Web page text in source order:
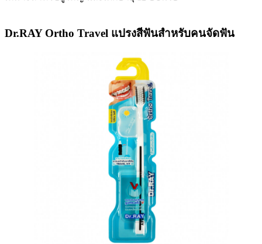
Dr.RAY Ortho Travel แปรงสีฟันสำหรับคนจัดฟัน